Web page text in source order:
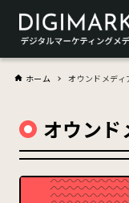
ホーム オウンドメディ
オウンド